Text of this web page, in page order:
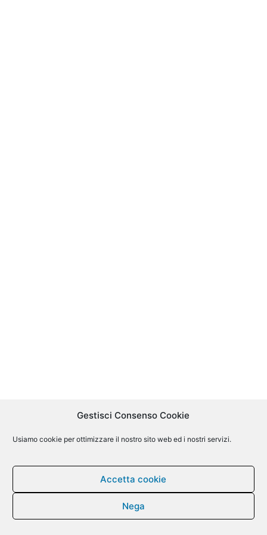
Gestisci Consenso Cookie
Usiamo cookie per ottimizzare il nostro sito web ed i nostri servizi.
Accetta cookie
Nega